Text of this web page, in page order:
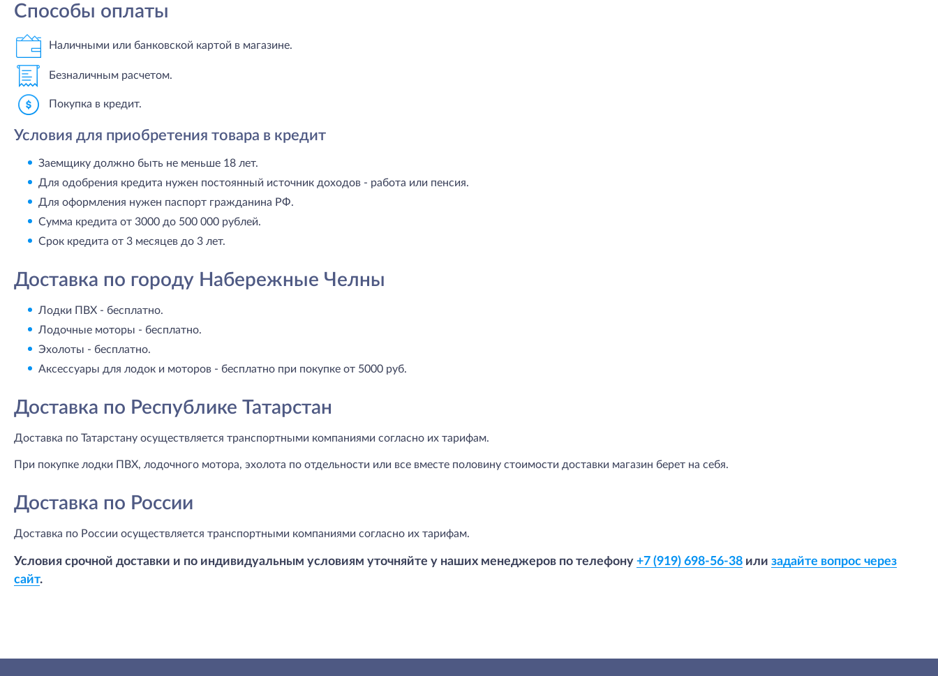
Способы оплаты
Наличными или банковской картой в магазине.
Безналичным расчетом.
Покупка в кредит.
Условия для приобретения товара в кредит
Заемщику должно быть не меньше 18 лет.
Для одобрения кредита нужен постоянный источник доходов - работа или пенсия.
Для оформления нужен паспорт гражданина РФ.
Сумма кредита от 3000 до 500 000 рублей.
Срок кредита от 3 месяцев до 3 лет.
Доставка по городу Набережные Челны
Лодки ПВХ - бесплатно.
Лодочные моторы - бесплатно.
Эхолоты - бесплатно.
Аксессуары для лодок и моторов - бесплатно при покупке от 5000 руб.
Доставка по Республике Татарстан
Доставка по Татарстану осуществляется транспортными компаниями согласно их тарифам.
При покупке лодки ПВХ, лодочного мотора, эхолота по отдельности или все вместе половину стоимости доставки магазин берет на себя.
Доставка по России
Доставка по России осуществляется транспортными компаниями согласно их тарифам.
Условия срочной доставки и по индивидуальным условиям уточняйте у наших менеджеров по телефону +7 (919) 698-56-38 или задайте вопрос через
сайт.